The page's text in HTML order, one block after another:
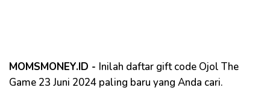
MOMSMONEY.ID - Inilah daftar gift code Ojol The
Game 23 Juni 2024 paling baru yang Anda cari.